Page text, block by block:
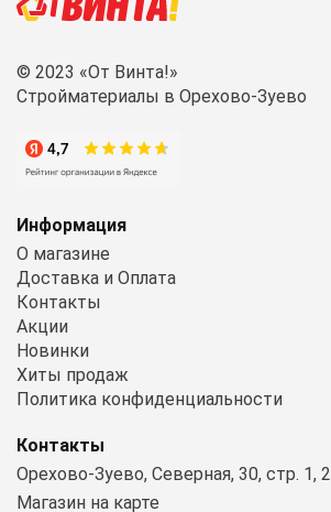
© 2023 «От Винта!»
Стройматериалы в Орехово-Зуево
Контакты
Орехово-Зуево, Северная, 30, стр. 1, 2
Магазин на карте
Информация
О магазине
Доставка и Оплата
Контакты
Акции
Новинки
Хиты продаж
Политика конфиденциальности